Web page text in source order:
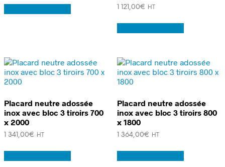
1 121,00€ HT
Placard neutre adossée
inox avec bloc 3 tiroirs 700
x 2000
1 341,00€ HT
Placard neutre adossée
inox avec bloc 3 tiroirs 800
x 1800
1 364,00€ HT